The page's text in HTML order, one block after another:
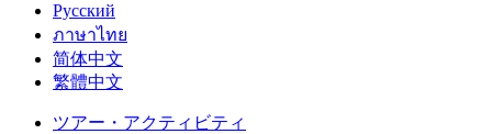
Русский
ภาษาไทย
简体中文
繁體中文
ツアー・アクティビティ